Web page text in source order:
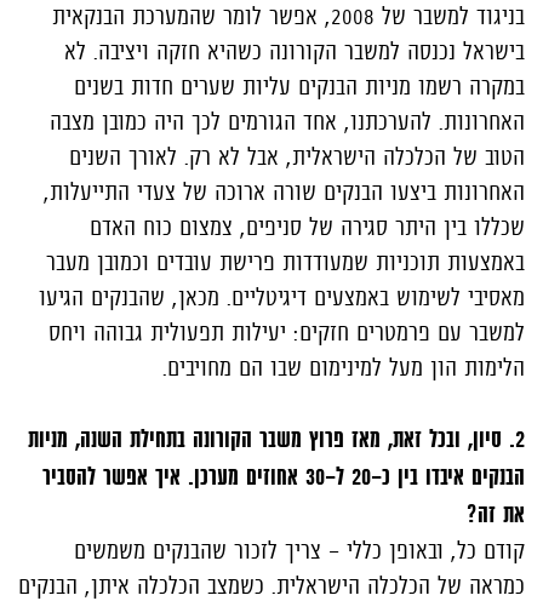
בניגוד למשבר של 2008, אפשר לומר שהמערכת הבנקאית
בישראל נכנסה למשבר הקורונה כשהיא חזקה ויציבה. לא
במקרה רשמו מניות הבנקים עליות שערים חדות בשנים
האחרונות. להערכתנו, אחד הגורמים לכך היה כמובן מצבה
הטוב של הכלכלה הישראלית, אבל לא רק. לאורך השנים
האחרונות ביצעו הבנקים שורה ארוכה של צעדי התייעלות,
שכללו בין היתר סגירה של סניפים, צמצום כוח האדם
באמצעות תוכניות שמעודדות פרישת עובדים וכמובן מעבר
מאסיבי לשימוש באמצעים דיגיטליים. מכאן, שהבנקים הגיעו
למשבר עם פרמטרים חזקים: יעילות תפעולית גבוהה ויחס
הלימות הון מעל למינימום שבו הם מחויבים.
2. סיון, ובכל זאת, מאז פרוץ משבר הקורונה בתחילת השנה, מניות
הבנקים איבדו בין כ-20 ל-30 אחוזים מערכן. איך אפשר להסביר
את זה?
קודם כל, ובאופן כללי - צריך לזכור שהבנקים משמשים
כמראה של הכלכלה הישראלית. כשמצב הכלכלה איתן, הבנקים